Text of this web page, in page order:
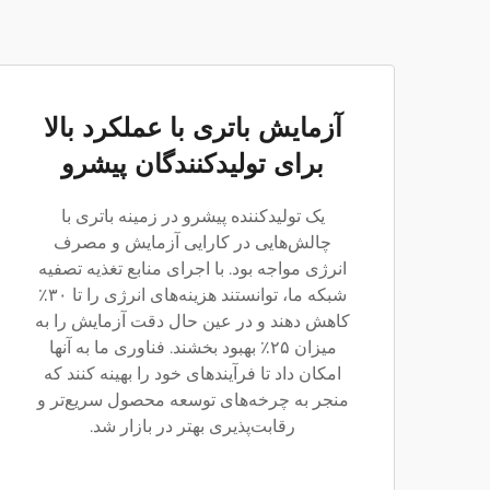
آزمایش باتری با عملکرد بالا
برای تولیدکنندگان پیشرو
یک تولیدکننده پیشرو در زمینه باتری با
چالش‌هایی در کارایی آزمایش و مصرف
انرژی مواجه بود. با اجرای منابع تغذیه تصفیه
شبکه ما، توانستند هزینه‌های انرژی را تا ۳۰٪
کاهش دهند و در عین حال دقت آزمایش را به
میزان ۲۵٪ بهبود بخشند. فناوری ما به آنها
امکان داد تا فرآیندهای خود را بهینه کنند که
منجر به چرخه‌های توسعه محصول سریع‌تر و
رقابت‌پذیری بهتر در بازار شد.